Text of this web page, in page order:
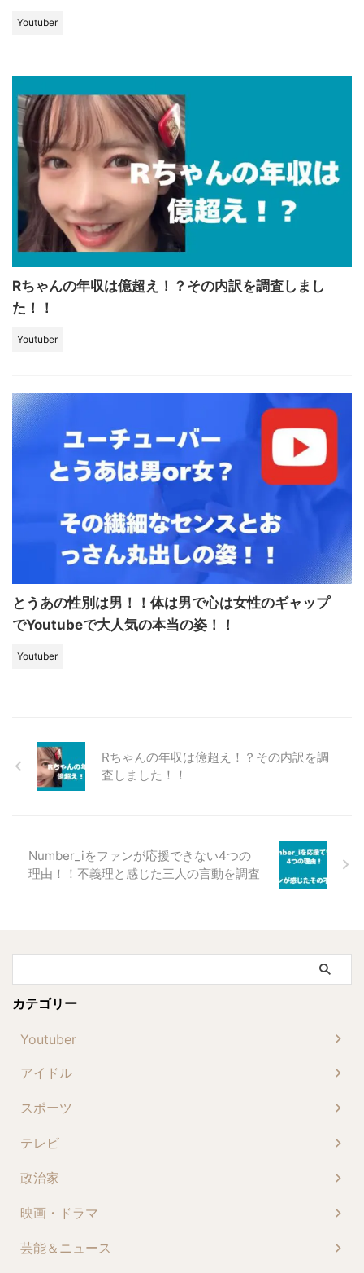
Youtuber
Rちゃんの年収は億超え！？その内訳を調査しまし
た！！
Youtuber
とうあの性別は男！！体は男で心は女性のギャップ
でYoutubeで大人気の本当の姿！！
Youtuber
Rちゃんの年収は億超え！？その内訳を調
査しました！！
Number_iをファンが応援できない4つの
理由！！不義理と感じた三人の言動を調査
カテゴリー
Youtuber
アイドル
スポーツ
テレビ
政治家
映画・ドラマ
芸能＆ニュース